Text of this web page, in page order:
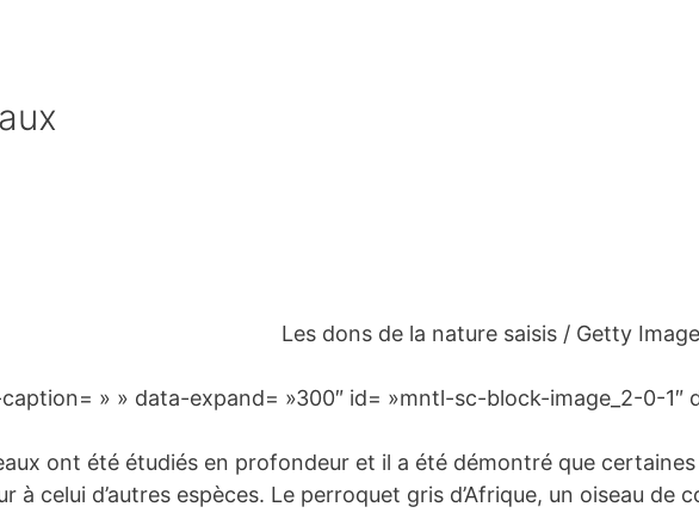
Les dons de la nature saisis / Getty
» » data-expand= »300″ id= »mntl-sc-block-image_2-0-
ont été étudiés en profondeur et il a été démontré que
à celui d’autres espèces. Le perroquet gris d’Afrique, un oiseau de